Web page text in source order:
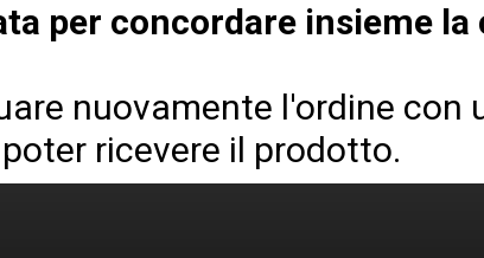
per concordare insieme la
nuovamente l'ordine con
ricevere il prodotto.